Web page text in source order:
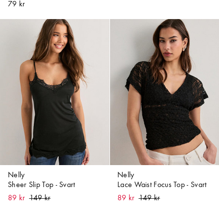
79 kr
Nelly
Sheer Slip Top - Svart
89 kr
Nelly
Lace Waist Focus Top - Svart
89 kr